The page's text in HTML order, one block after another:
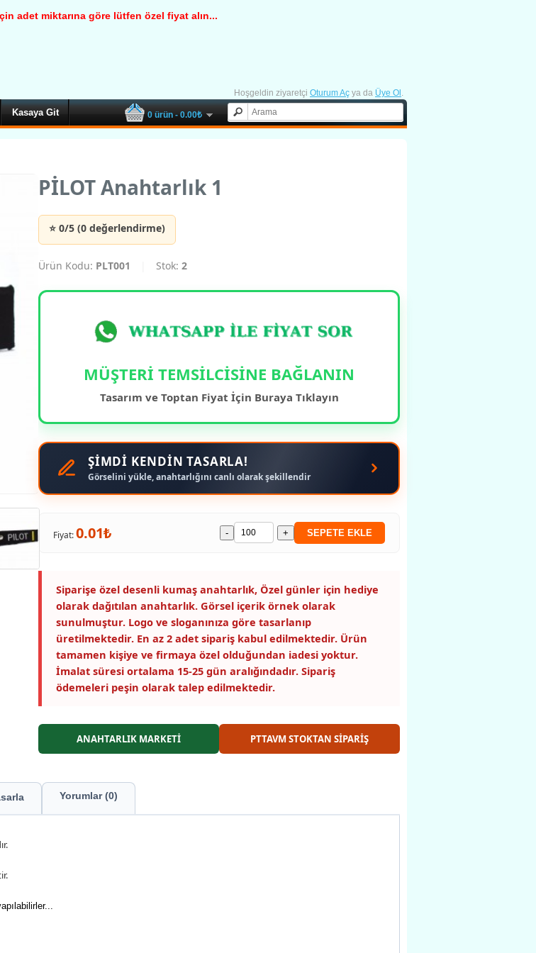
adet miktarına göre lütfen özel fiyat alın...
0 ürün - 0.00₺
Hoşgeldin ziyaretçi Oturum Aç ya da Üye Ol .
Kasaya Git
PİLOT Anahtarlık 1
⭐ 0/5 (0 değerlendirme)
Ürün Kodu: PLT001 Stok: 2
MÜŞTERİ TEMSİLCİSİNE BAĞLANIN
Tasarım ve Toptan Fiyat İçin Buraya Tıklayın
ŞİMDİ KENDİN TASARLA!
Görselini yükle, anahtarlığını canlı olarak şekillendir
Fiyat:0.01₺ - + SEPETE EKLE
Siparişe özel desenli kumaş anahtarlık, Özel günler için hediye
olarak dağıtılan anahtarlık. Görsel içerik örnek olarak
sunulmuştur. Logo ve sloganınıza göre tasarlanıp
üretilmektedir. En az 2 adet sipariş kabul edilmektedir. Ürün
tamamen kişiye ve firmaya özel olduğundan iadesi yoktur.
İmalat süresi ortalama 15-25 gün aralığındadır. Sipariş
ödemeleri peşin olarak talep edilmektedir.
ANAHTARLIK MARKETİ PTTAVM STOKTAN SİPARİŞ
Yorumlar (0)